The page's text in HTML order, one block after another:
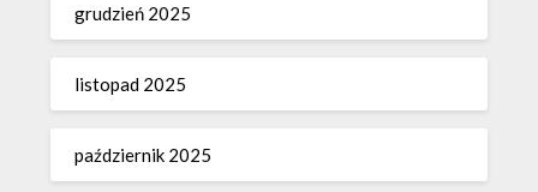
grudzień 2025
listopad 2025
październik 2025